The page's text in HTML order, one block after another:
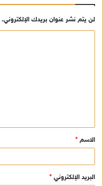
لن يتم نشر عنوان بريدك الإلكتروني.
ق
*
الاسم *
البريد الإلكتروني *